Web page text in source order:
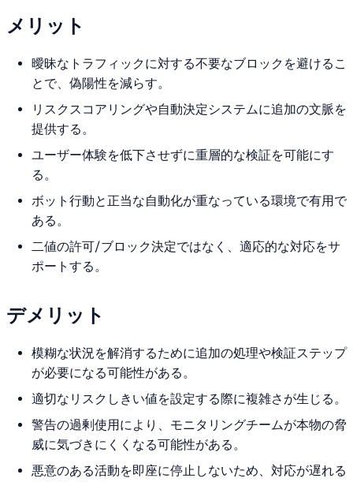
メリット
曖昧なトラフィックに対する不要なブロックを避けるこ
とで、偽陽性を減らす。
リスクスコアリングや自動決定システムに追加の文脈を
提供する。
ユーザー体験を低下させずに重層的な検証を可能にす
る。
ボット行動と正当な自動化が重なっている環境で有用で
ある。
二値の許可/ブロック決定ではなく、適応的な対応をサ
ポートする。
デメリット
模糊な状況を解消するために追加の処理や検証ステップ
が必要になる可能性がある。
適切なリスクしきい値を設定する際に複雑さが生じる。
警告の過剰使用により、モニタリングチームが本物の脅
威に気づきにくくなる可能性がある。
悪意のある活動を即座に停止しないため、対応が遅れる